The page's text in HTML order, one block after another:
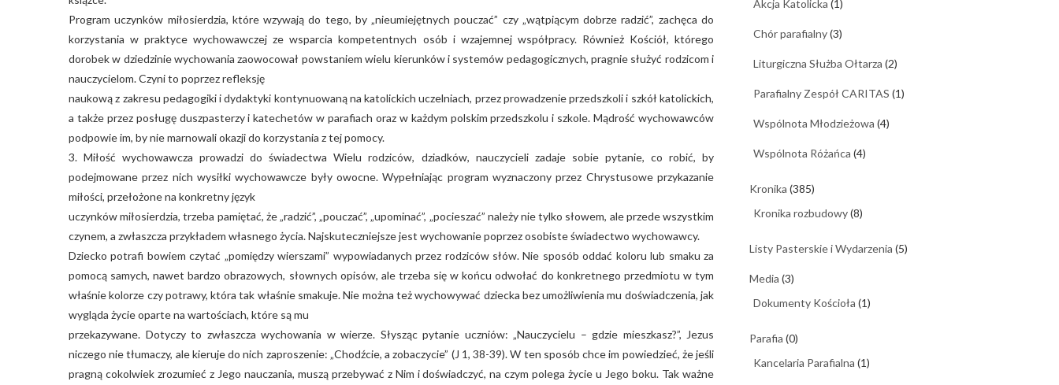
Program uczynków miłosierdzia, które wzywają do tego, by „nieumiejętnych pouczać” czy „wątpiącym dobrze radzić”, zachęca do
korzystania w praktyce wychowawczej ze wsparcia kompetentnych osób i wzajemnej współpracy. Również Kościół, którego
dorobek w dziedzinie wychowania zaowocował powstaniem wielu kierunków i systemów pedagogicznych, pragnie służyć rodzicom i
nauczycielom. Czyni to poprzez refleksję
naukową z zakresu pedagogiki i dydaktyki kontynuowaną na katolickich uczelniach, przez prowadzenie przedszkoli i szkół katolickich,
a także przez posługę duszpasterzy i katechetów w parafiach oraz w każdym polskim przedszkolu i szkole. Mądrość wychowawców
podpowie im, by nie marnowali okazji do korzystania z tej pomocy.
3. Miłość wychowawcza prowadzi do świadectwa Wielu rodziców, dziadków, nauczycieli zadaje sobie pytanie, co robić, by
podejmowane przez nich wysiłki wychowawcze były owocne. Wypełniając program wyznaczony przez Chrystusowe przykazanie
miłości, przełożone na konkretny język
uczynków miłosierdzia, trzeba pamiętać, że „radzić”, „pouczać”, „upominać”, „pocieszać” należy nie tylko słowem, ale przede wszystkim
czynem, a zwłaszcza przykładem własnego życia. Najskuteczniejsze jest wychowanie poprzez osobiste świadectwo wychowawcy.
Dziecko potrafi bowiem czytać „pomiędzy wierszami” wypowiadanych przez rodziców słów. Nie sposób oddać koloru lub smaku za
pomocą samych, nawet bardzo obrazowych, słownych opisów, ale trzeba się w końcu odwołać do konkretnego przedmiotu w tym
właśnie kolorze czy potrawy, która tak właśnie smakuje. Nie można też wychowywać dziecka bez umożliwienia mu doświadczenia, jak
wygląda życie oparte na wartościach, które są mu
przekazywane. Dotyczy to zwłaszcza wychowania w wierze. Słysząc pytanie uczniów: „Nauczycielu – gdzie mieszkasz?”, Jezus
niczego nie tłumaczy, ale kieruje do nich zaproszenie: „Chodźcie, a zobaczycie” (J 1, 38-39). W ten sposób chce im powiedzieć, że jeśli
pragną cokolwiek zrozumieć z Jego nauczania, muszą przebywać z Nim i doświadczyć, na czym polega życie u Jego boku. Tak ważne
Akcja Katolicka (1)
Chór parafialny(3)
Liturgiczna Służba Ołtarza (2)
Parafialny Zespół CARITAS (1)
Wspólnota Młodzieżowa (4)
Wspólnota Różańca (4)
Kronika (385)
Kronika rozbudowy(8)
Listy Pasterskie i Wydarzenia (5)
Media (3)
Dokumenty Kościoła (1)
Parafia (0)
Kancelaria Parafialna (1)